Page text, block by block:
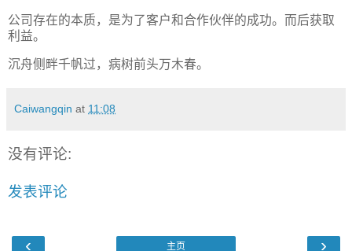
公司存在的本质，是为了客户和合作伙伴的成功。而后获取
利益。
沉舟侧畔千帆过，病树前头万木春。
Caiwangqin at 11:08
没有评论:
发表评论
‹ ›
主页